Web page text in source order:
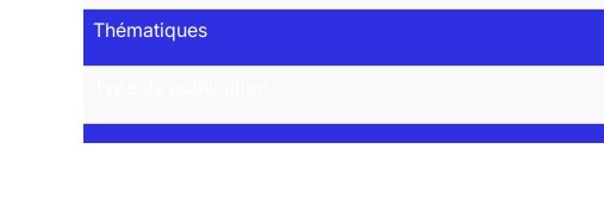
Thématiques